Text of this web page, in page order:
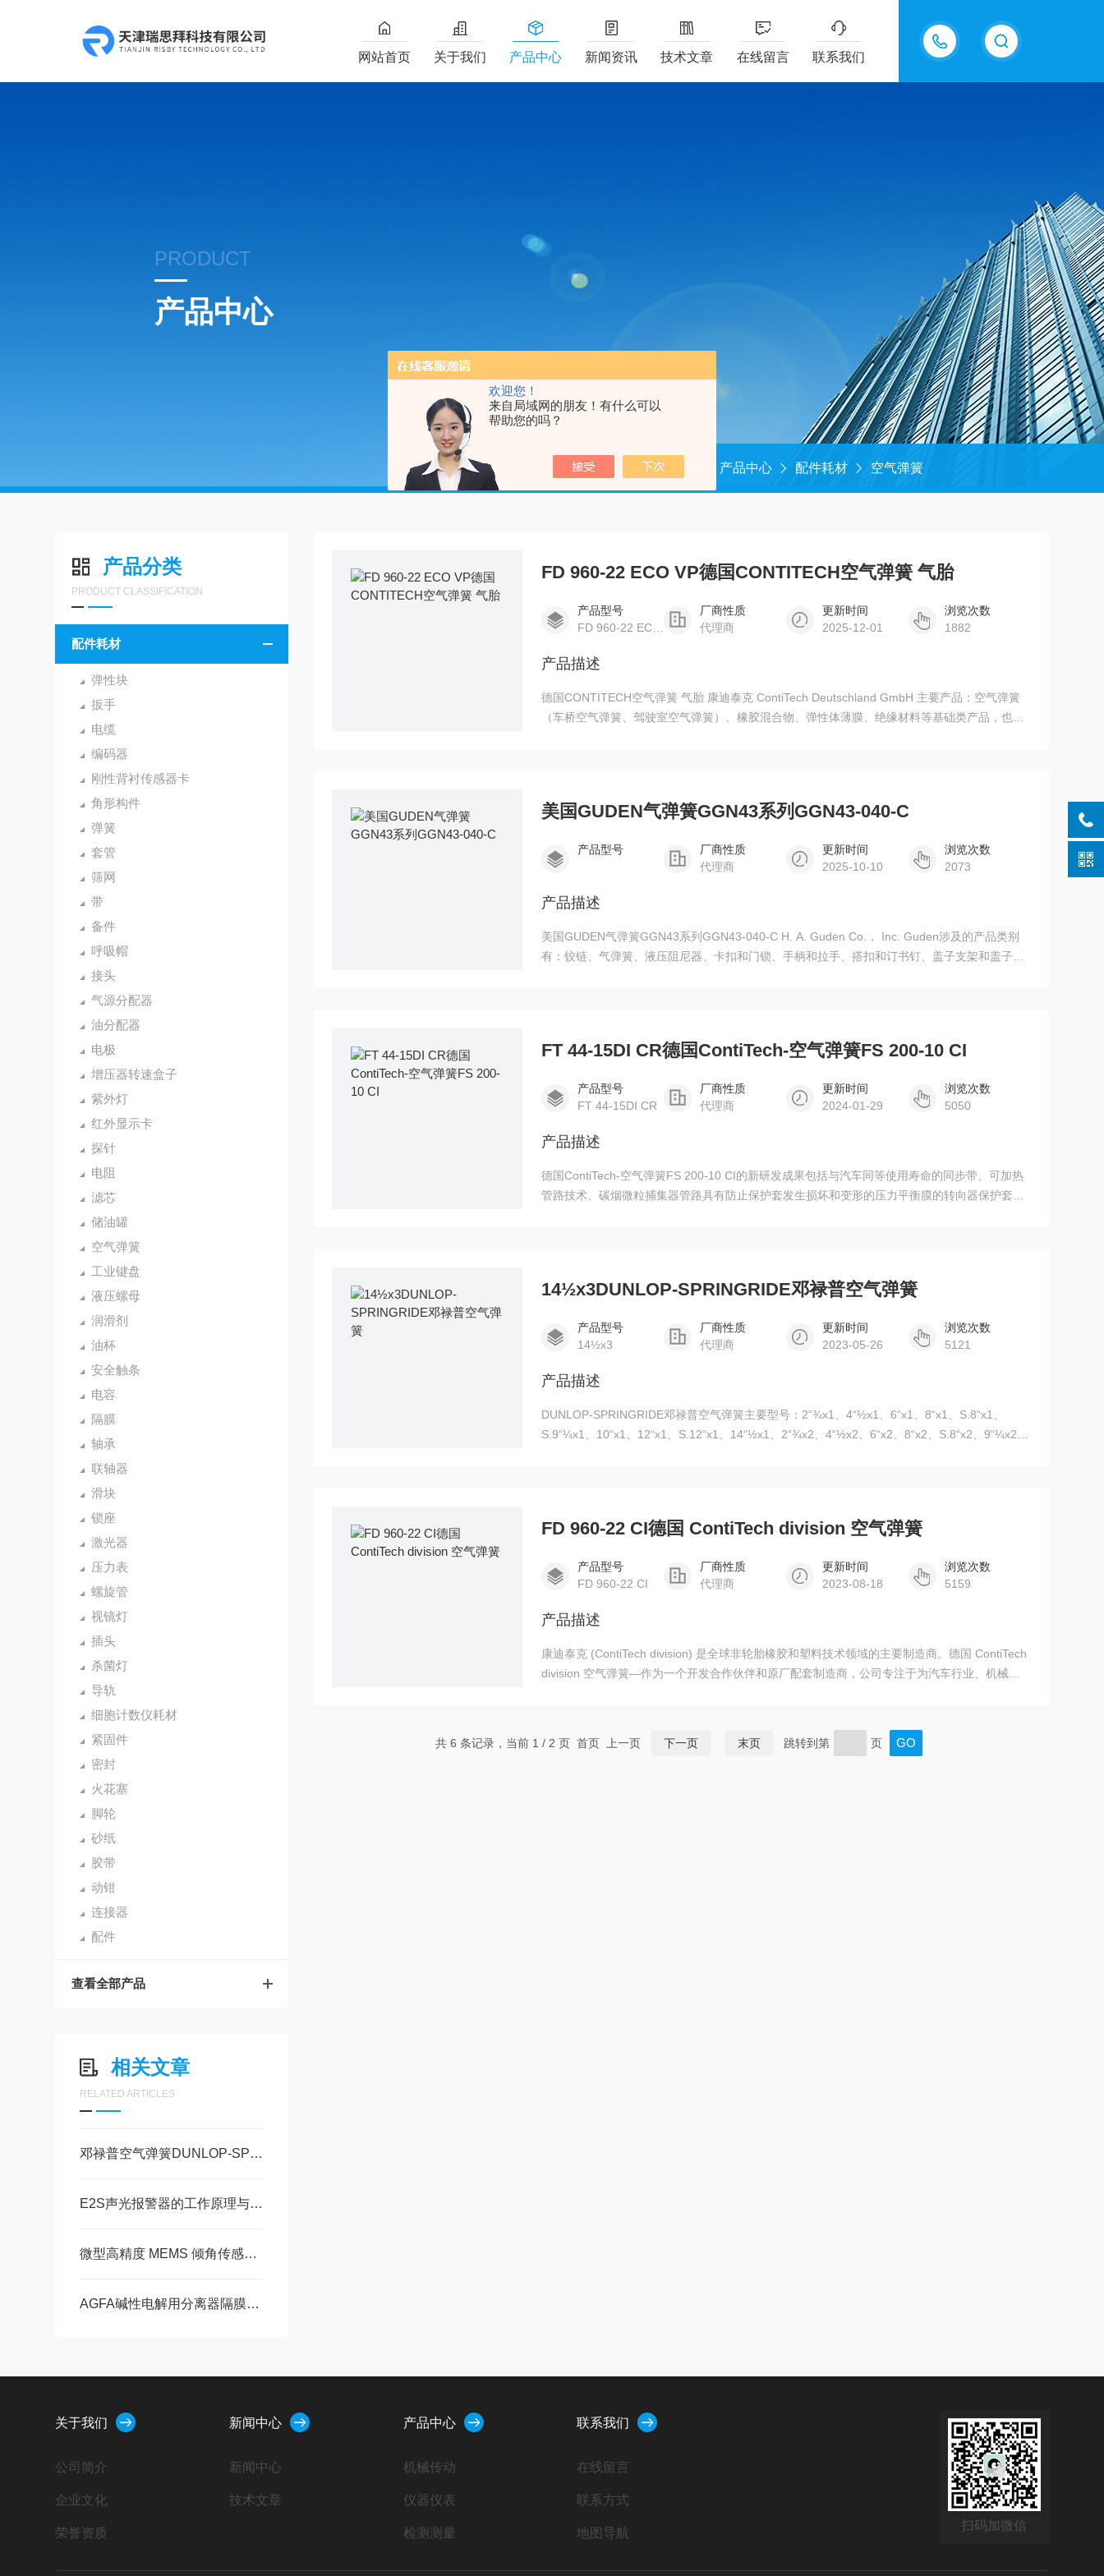
欢迎您！
来自局域网的朋友！有什么可以
帮助您的吗？
18202625585
网站首页 关于我们 产品中心 新闻资讯 技术文章 在线留言 联系我们
PRODUCT
产品中心
当前位置： 产品中心 配件耗材 空气弹簧
产品分类
PRODUCT CLASSIFICATION
配件耗材
弹性块
扳手
电缆
编码器
刚性背衬传感器卡
角形构件
弹簧
套管
筛网
带
备件
呼吸帽
接头
气源分配器
油分配器
电极
增压器转速盒子
紫外灯
红外显示卡
探针
电阻
滤芯
储油罐
空气弹簧
工业键盘
液压螺母
润滑剂
油杯
安全触条
电容
隔膜
轴承
联轴器
滑块
锁座
激光器
压力表
螺旋管
视镜灯
插头
杀菌灯
导轨
细胞计数仪耗材
紧固件
密封
火花塞
脚轮
砂纸
胶带
动钳
连接器
配件
查看全部产品
相关文章
RELATED ARTICLES
邓禄普空气弹簧DUNLOP-SPRINGRIDE技术参数
E2S声光报警器的工作原理与技术特点
微型高精度 MEMS 倾角传感方案：ISM-2 在工程机械姿态监测中的应用技术解析
AGFA碱性电解用分离器隔膜ZIRFON PERL UTP 500特点
FD 960-22 ECO VP德国CONTITECH空气弹簧 气胎
产品型号
FD 960-22 ECO VP
厂商性质
代理商
更新时间
2025-12-01
浏览次数
1882
产品描述
德国CONTITECH空气弹簧 气胎 康迪泰克 ContiTech Deutschland GmbH 主要产品：空气弹簧
（车桥空气弹簧、驾驶室空气弹簧）、橡胶混合物、弹性体薄膜、绝缘材料等基础类产品，也涵
美国GUDEN气弹簧GGN43系列GGN43-040-C
产品型号
厂商性质
代理商
更新时间
2025-10-10
浏览次数
2073
产品描述
美国GUDEN气弹簧GGN43系列GGN43-040-C H. A. Guden Co.， Inc. Guden涉及的产品类别
有：铰链、气弹簧、液压阻尼器、卡扣和门锁、手柄和拉手、搭扣和订书钉、盖子支架和盖子撑
FT 44-15DI CR德国ContiTech-空气弹簧FS 200-10 CI
产品型号
FT 44-15DI CR
厂商性质
代理商
更新时间
2024-01-29
浏览次数
5050
产品描述
德国ContiTech-空气弹簧FS 200-10 CI的新研发成果包括与汽车同等使用寿命的同步带、可加热
管路技术、碳烟微粒捕集器管路具有防止保护套发生损坏和变形的压力平衡膜的转向器保护套、
14½x3DUNLOP-SPRINGRIDE邓禄普空气弹簧
产品型号
14½x3
厂商性质
代理商
更新时间
2023-05-26
浏览次数
5121
产品描述
DUNLOP-SPRINGRIDE邓禄普空气弹簧主要型号：2“¾x1、4“½x1、6“x1、8“x1、S.8“x1、
S.9“¼x1、10“x1、12“x1、S.12“x1、14“½x1、2“¾x2、4“½x2、6“x2、8“x2、S.8“x2、9“¼x2、
FD 960-22 CI德国 ContiTech division 空气弹簧
产品型号
FD 960-22 CI
厂商性质
代理商
更新时间
2023-08-18
浏览次数
5159
产品描述
康迪泰克 (ContiTech division) 是全球非轮胎橡胶和塑料技术领域的主要制造商。德国 ContiTech
division 空气弹簧—作为一个开发合作伙伴和原厂配套制造商，公司专注于为汽车行业、机械和
共 6 条记录，当前 1 / 2 页 首页 上一页 下一页 末页 跳转到第 页
关于我们
公司简介
企业文化
荣誉资质
新闻中心
新闻中心
技术文章
产品中心
机械传动
仪器仪表
检测测量
联系我们
在线留言
联系方式
地图导航
扫码加微信